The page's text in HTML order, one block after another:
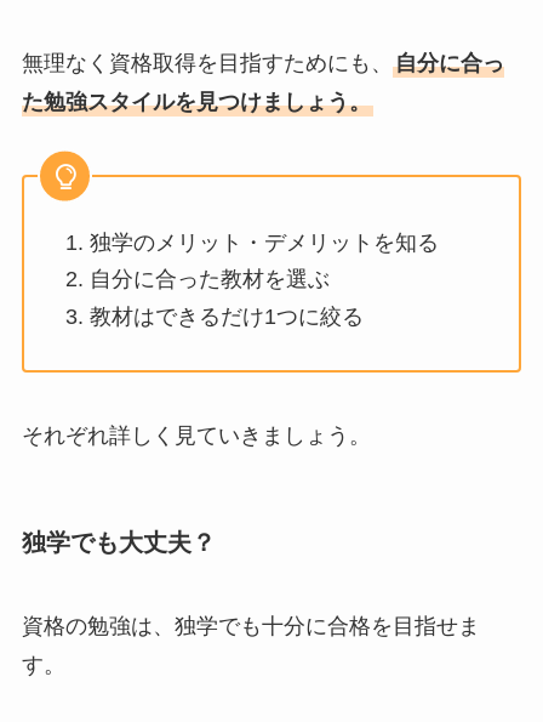
無理なく資格取得を目指すためにも、 自分に合っ
た勉強スタイルを見つけましょう。
独学のメリット・デメリットを知る
自分に合った教材を選ぶ
教材はできるだけ1つに絞る
それぞれ詳しく見ていきましょう。
独学でも大丈夫？
資格の勉強は、独学でも十分に合格を目指せま
す。